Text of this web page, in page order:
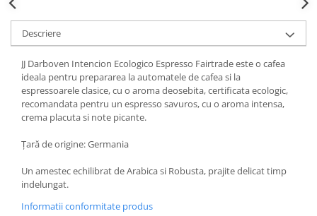
Descriere
JJ Darboven Intencion Ecologico Espresso Fairtrade este o cafea
ideala pentru prepararea la automatele de cafea si la
espressoarele clasice, cu o aroma deosebita, certificata ecologic,
recomandata pentru un espresso savuros, cu o aroma intensa,
crema placuta si note picante.
Țară de origine: Germania
Un amestec echilibrat de Arabica si Robusta, prajite delicat timp
indelungat.
Informatii conformitate produs